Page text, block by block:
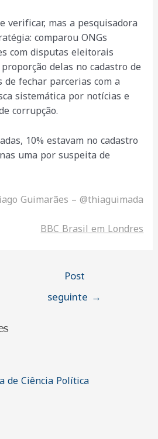
verificar, mas a pesquisadora
comparou ONGs
com disputas eleitorais
delas no cadastro de
fechar parcerias com a
sistemática por notícias e
corrupção.
10% estavam no cadastro
uma por suspeita de
Guimarães – @thiaguimada
BBC Brasil em Londres
Post
seguinte →
de Ciência Política